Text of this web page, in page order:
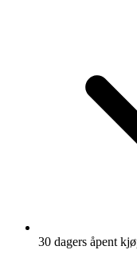
30 dagers åpent